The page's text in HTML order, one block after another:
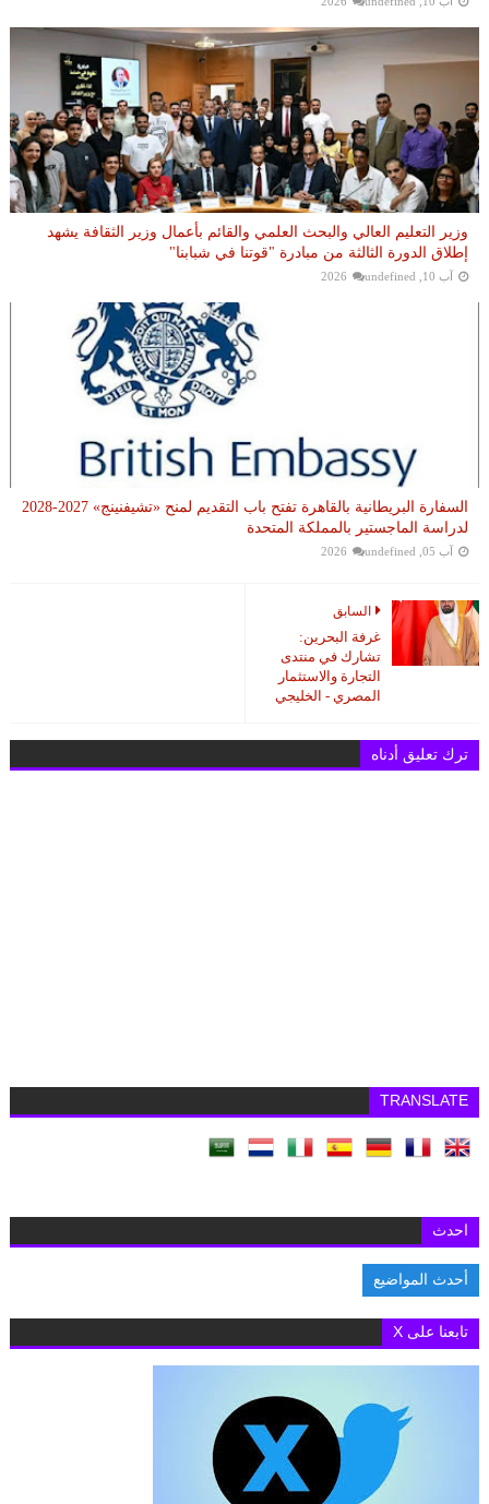
وزير التعليم العالي والبحث العلمي والقائم بأعمال وزير الثقافة يشهد
إطلاق الدورة الثالثة من مبادرة "قوتنا في شبابنا"
آب 10, 2026 undefined
السفارة البريطانية بالقاهرة تفتح باب التقديم لمنح «تشيفنينج» 2027-2028
لدراسة الماجستير بالمملكة المتحدة
آب 05, 2026 undefined
السابق
غرفة البحرين:
تشارك في منتدى
التجارة والاستثمار
المصري - الخليجي
ترك تعليق أدناه
TRANSLATE
احدث
أحدث المواضيع
تابعنا على X